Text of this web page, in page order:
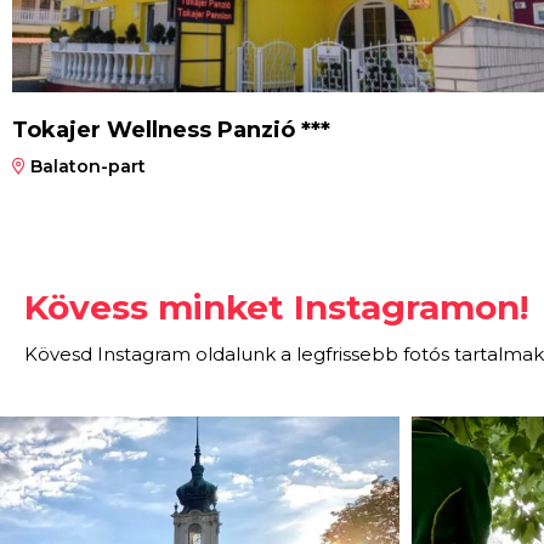
Tokajer Wellness Panzió ***
Balaton-part
Kövess minket Instagramon!
Kövesd Instagram oldalunk a legfrissebb fotós